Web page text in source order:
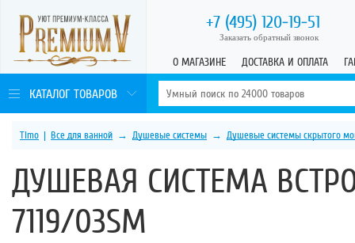
+7 (495) 120-19-51
Заказать обратный звонок
О МАГАЗИНЕ ДОСТАВКА И ОПЛАТА
КАТАЛОГ ТОВАРОВ
Timo | Все для ванной → Душевые системы → Душевые системы скрытого
ДУШЕВАЯ СИСТЕМА
7119/03SM